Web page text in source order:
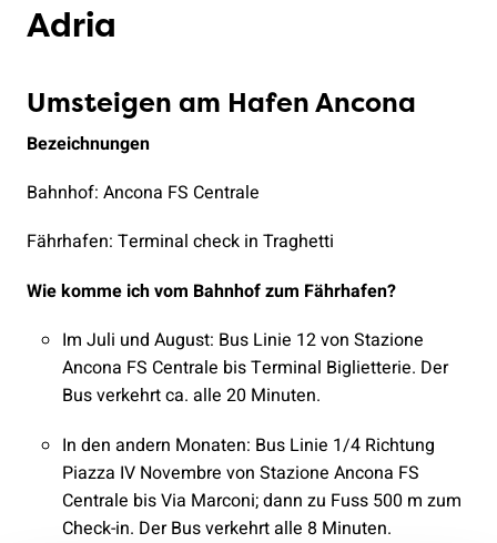
Adria
Umsteigen am Hafen Ancona
Bezeichnungen
Bahnhof: Ancona FS Centrale
Fährhafen: Terminal check in Traghetti
Wie komme ich vom Bahnhof zum Fährhafen?
Im Juli und August: Bus Linie 12 von Stazione
Ancona FS Centrale bis Terminal Biglietterie. Der
Bus verkehrt ca. alle 20 Minuten.
In den andern Monaten: Bus Linie 1/4 Richtung
Piazza IV Novembre von Stazione Ancona FS
Centrale bis Via Marconi; dann zu Fuss 500 m zum
Check-in. Der Bus verkehrt alle 8 Minuten.